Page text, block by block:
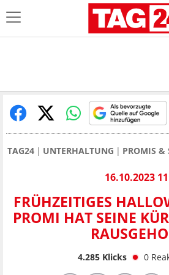
TAG24 UNTERHALTUNG PROMIS &
16.10.2023
FRÜHZEITIGES
PROMI HAT SEINE
4.285Klicks 0